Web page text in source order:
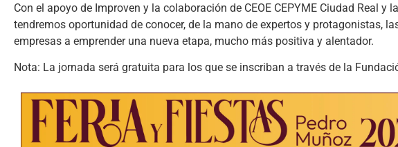
Con el apoyo de Improven y la colaboración de CEOE CEPYME Ciudad Real
tendremos oportunidad de conocer, de la mano de expertos y protagonistas,
empresas a emprender una nueva etapa, mucho más positiva y alentador.
Nota: La jornada será gratuita para los que se inscriban a través de la